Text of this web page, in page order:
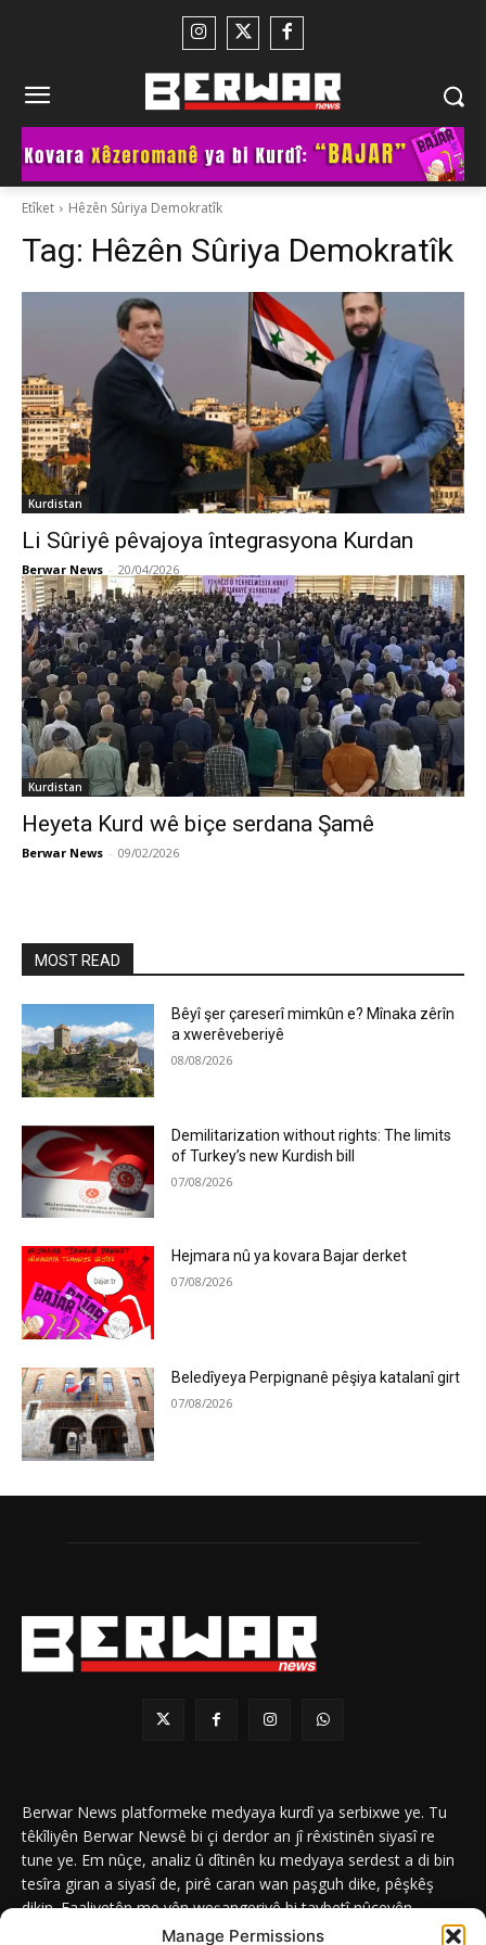
Manage Permissions
Etîket Hêzên Sûriya Demokratîk
Tag: Hêzên Sûriya Demokratîk
Kurdistan
Li Sûriyê pêvajoya întegrasyona Kurdan
Berwar News - 20/04/2026
Kurdistan
Heyeta Kurd wê biçe serdana Şamê
Berwar News - 09/02/2026
MOST READ
Bêyî şer çareserî mimkûn e? Mînaka zêrîn
a xwerêveberiyê
08/08/2026
Demilitarization without rights: The limits
of Turkey’s new Kurdish bill
07/08/2026
Hejmara nû ya kovara Bajar derket
07/08/2026
Beledîyeya Perpignanê pêşiya katalanî girt
07/08/2026
Berwar News platformeke medyaya kurdî ya serbixwe ye. Tu
têkîliyên Berwar Newsê bi çi derdor an jî rêxistinên siyasî re
tune ye. Em nûçe, analiz û dîtinên ku medyaya serdest a di bin
tesîra giran a siyasî de, pirê caran wan paşguh dike, pêşkêş
dikin. Faaliyetên me yên weşangeriyê bi taybetî nûçeyên
navneteweyî yên qeyranên siyasî û civakî û yên têkîlî kurdan e.